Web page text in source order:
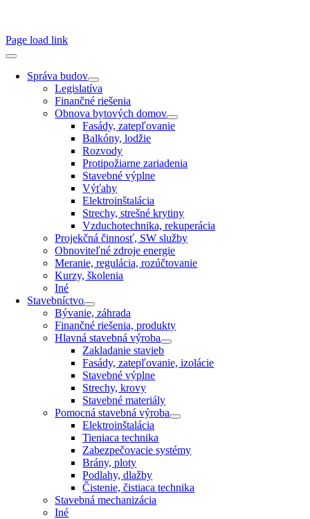
Page load link
Správa budov
Legislatíva
Finančné riešenia
Obnova bytových domov
Fasády, zatepľovanie
Balkóny, lodžie
Rozvody
Protipožiarne zariadenia
Stavebné výplne
Výťahy
Elektroinštalácia
Strechy, strešné krytiny
Vzduchotechnika, rekuperácia
Projekčná činnosť, SW služby
Obnoviteľné zdroje energie
Meranie, regulácia, rozúčtovanie
Kurzy, školenia
Iné
Stavebníctvo
Bývanie, záhrada
Finančné riešenia, produkty
Hlavná stavebná výroba
Zakladanie stavieb
Fasády, zatepľovanie, izolácie
Stavebné výplne
Strechy, krovy
Stavebné materiály
Pomocná stavebná výroba
Elektroinštalácia
Tieniaca technika
Zabezpečovacie systémy
Brány, ploty
Podlahy, dlažby
Čistenie, čistiaca technika
Stavebná mechanizácia
Iné